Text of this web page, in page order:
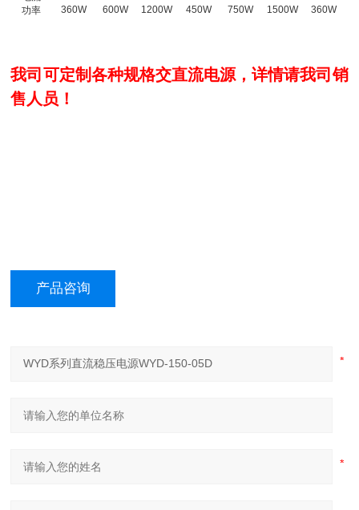
功率
360W 600W 1200W 450W 750W 1500W 360W
我司可定制各种规格交直流电源，详情请我司销
售人员！
产品咨询